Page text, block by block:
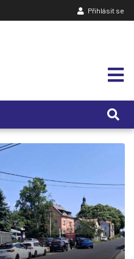
Přihlásit se